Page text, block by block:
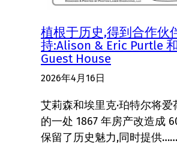
植根于历史,得到合作伙
持:Alison & Eric Purtle
Guest House
2026年4月16日
艾莉森和埃里克·珀特尔将爱
的一处 1867 年房产改造成
保留了历史魅力,同时提供……